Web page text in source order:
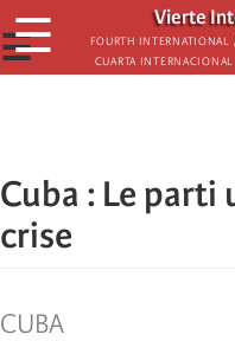
Skip
to
main
Vierte
Fourth International
Cuarta Internacional
☰
☰
Cuba : Le parti
crise
CUBA